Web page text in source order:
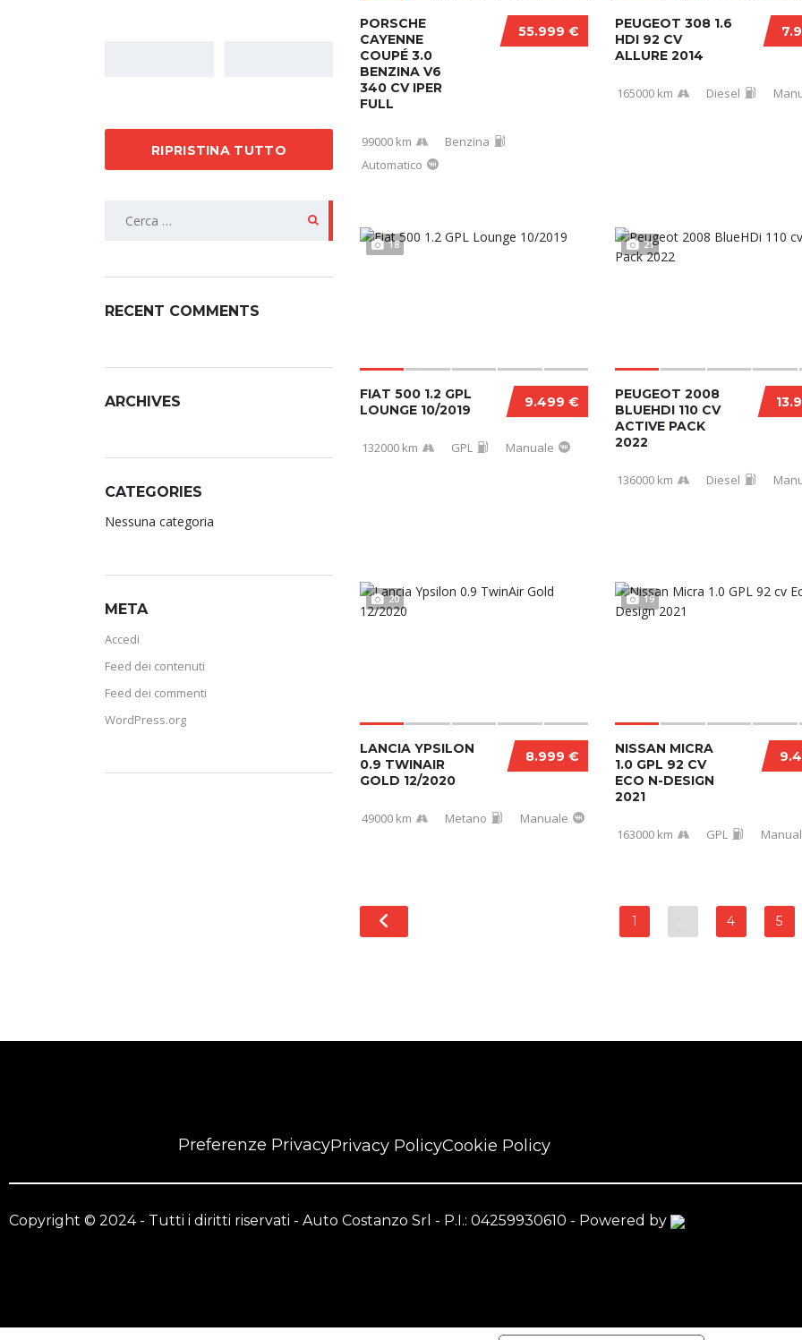
RIPRISTINA TUTTO
RECENT COMMENTS
ARCHIVES
CATEGORIES
Nessuna categoria
META
Accedi
Feed dei contenuti
Feed dei commenti
WordPress.org
55.999 €
PORSCHE
CAYENNE
COUPÉ 3.0
BENZINA V6
340 CV IPER
FULL
99000 km
Benzina
Automatico
PEUGEOT 308 1.6
HDI 92 CV
ALLURE 2014
165000 km Diesel
18
9.499 €
FIAT 500 1.2 GPL
LOUNGE 10/2019
132000 km GPL Manuale
21
PEUGEOT 2008
BLUEHDI 110 CV
ACTIVE PACK
2022
136000 km Diesel
20
8.999 €
LANCIA YPSILON
0.9 TWINAIR
GOLD 12/2020
49000 km Metano Manuale
19
NISSAN MICRA
1.0 GPL 92 CV
ECO N-DESIGN
2021
163000 km GPL
1 … 4 5
Preferenze PrivacyPrivacy PolicyCookie Policy
Copyright © 2024 - Tutti i diritti riservati - Auto Costanzo Srl - P.I.: 04259930610 - Powered by